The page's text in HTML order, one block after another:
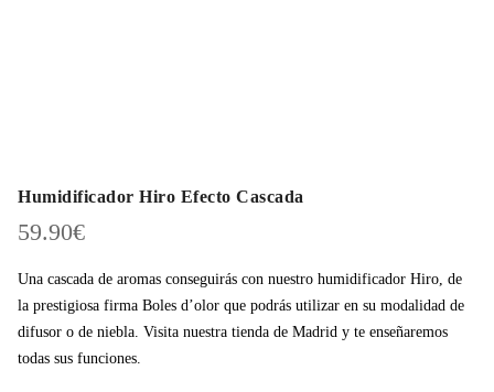
Humidificador Hiro Efecto Cascada
59.90€
Una cascada de aromas conseguirás con nuestro humidificador Hiro, de
la prestigiosa firma Boles d’olor que podrás utilizar en su modalidad de
difusor o de niebla. Visita nuestra tienda de Madrid y te enseñaremos
todas sus funciones.